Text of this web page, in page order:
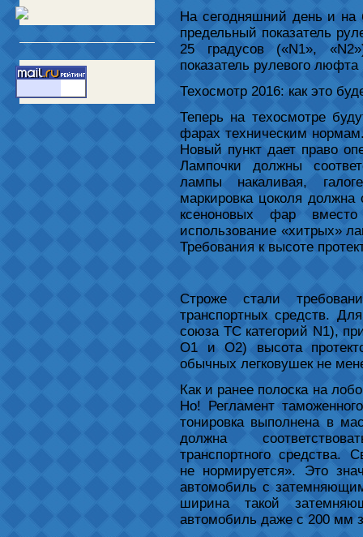
На сегодняшний день и на
предельный показатель
25 градусов («N1»,
показатель рулевого
Техосмотр 2016: как это
Теперь на техосмотре
фарах техническим
Новый пункт дает право
Лампочки должны
лампы накаливая,
маркировка цоколя должна
ксеноновых фар
использование «хитрых»
Требования к высоте
Строже стали
транспортных средств.
союза ТС категорий N1),
O1 и O2) высота
обычных легковушек не
Как и ранее полоска на
Но! Регламент
тонировка выполнена в
должна
транспортного средства.
не нормируется». Это
автомобиль с
ширина такой
автомобиль даже с 200 мм